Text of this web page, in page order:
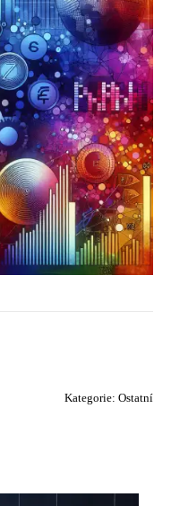
Kategorie: Ostatní